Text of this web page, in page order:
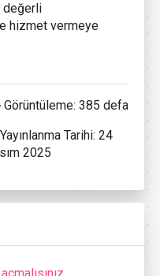
değerli
hizmet vermeye
Görüntüleme: 385 defa
Tarihi: 24
2025